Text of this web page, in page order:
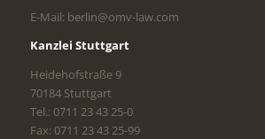
E-Mail: berlin@omv-law.com
Kanzlei Stuttgart
Heidehofstraße 9
70184 Stuttgart
Tel.: 0711 23 43 25-0
Fax: 0711 23 43 25-99